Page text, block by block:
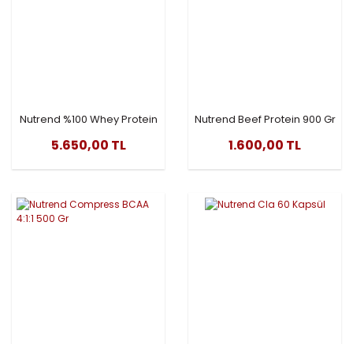
Nutrend %100 Whey Protein
2250 Gr
5.650,00 TL
Nutrend Beef Protein 900 Gr
1.600,00 TL